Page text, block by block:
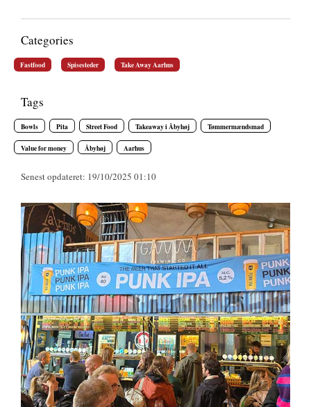
Categories
Fastfood Spisesteder Take Away Aarhus
Tags
Bowls Pita Street Food Takeaway i Åbyhøj Tømmermændsmad
Value for money Åbyhøj Aarhus
Senest opdateret: 19/10/2025 01:10